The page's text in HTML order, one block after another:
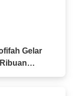
Gelar